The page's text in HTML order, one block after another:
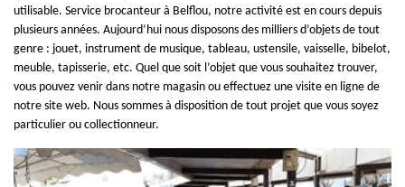
utilisable. Service brocanteur à Belflou, notre activité est en cours depuis
plusieurs années. Aujourd’hui nous disposons des milliers d’objets de tout
genre : jouet, instrument de musique, tableau, ustensile, vaisselle, bibelot,
meuble, tapisserie, etc. Quel que soit l’objet que vous souhaitez trouver,
vous pouvez venir dans notre magasin ou effectuez une visite en ligne de
notre site web. Nous sommes à disposition de tout projet que vous soyez
particulier ou collectionneur.